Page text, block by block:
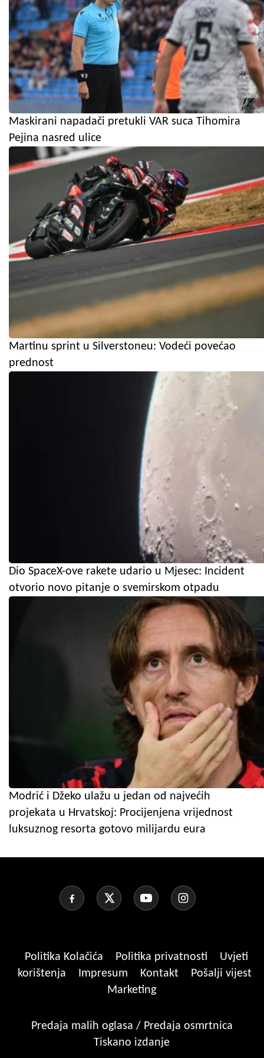
Maskirani napadači pretukli VAR suca Tihomira
Pejina nasred ulice
Martinu sprint u Silverstoneu: Vodeći povećao
prednost
Dio SpaceX-ove rakete udario u Mjesec: Incident
otvorio novo pitanje o svemirskom otpadu
Modrić i Džeko ulažu u jedan od najvećih
projekata u Hrvatskoj: Procijenjena vrijednost
luksuznog resorta gotovo milijardu eura
Politika Kolačića Politika privatnosti
Uvjeti
korištenja
Impresum Kontakt
Pošalji vijest
Marketing
Predaja malih oglasa / Predaja osmrtnica
Tiskano izdanje